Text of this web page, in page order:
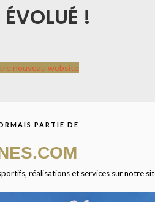
!
nouveau website
PARTIE DE
réalisations et services sur notre
,TRIBUNE
gymnase de
Fougères